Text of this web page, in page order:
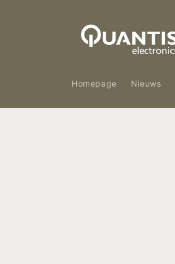
Homepage Nieuws